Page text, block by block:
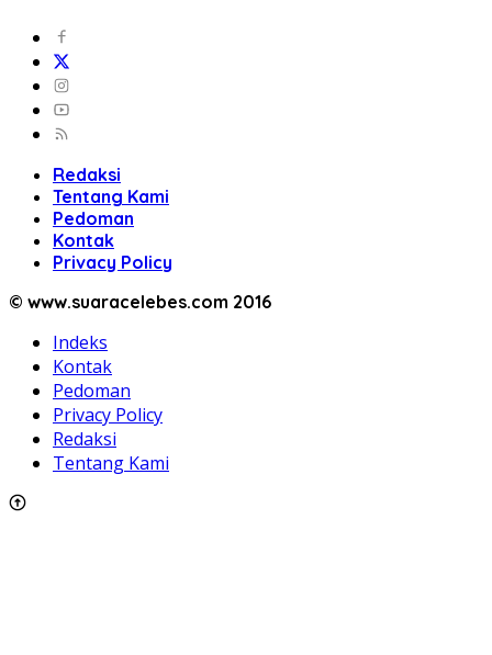
Redaksi
Tentang Kami
Pedoman
Kontak
Privacy Policy
© www.suaracelebes.com 2016
Indeks
Kontak
Pedoman
Privacy Policy
Redaksi
Tentang Kami